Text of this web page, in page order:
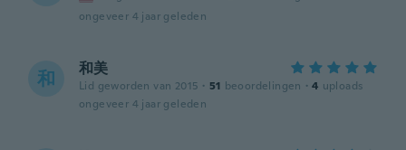
ongeveer 4 jaar geleden
和 和美
Lid geworden van 2015 · 51 beoordelingen · 4 uploads
ongeveer 4 jaar geleden